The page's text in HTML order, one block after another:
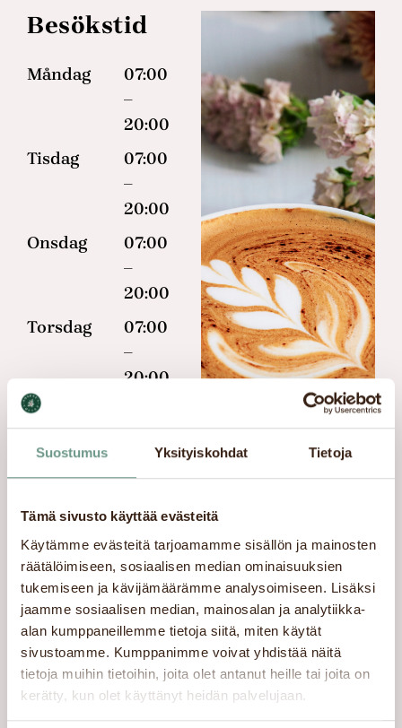
Suostumus Yksityiskohdat Tietoja
Tämä sivusto käyttää evästeitä
Käytämme evästeitä tarjoamamme sisällön ja mainosten
räätälöimiseen, sosiaalisen median ominaisuuksien
tukemiseen ja kävijämäärämme analysoimiseen. Lisäksi
jaamme sosiaalisen median, mainosalan ja analytiikka-
alan kumppaneillemme tietoja siitä, miten käytät
sivustoamme. Kumppanimme voivat yhdistää näitä
tietoja muihin tietoihin, joita olet antanut heille tai joita on
kerätty, kun olet käyttänyt heidän palvelujaan.
Besökstid
Måndag
07:00
–
20:00
Tisdag
07:00
–
20:00
Onsdag
07:00
–
20:00
Torsdag
07:00
–
20:00
Fredag
20:00
–
19:00
Söndag
10:30
–
18:00